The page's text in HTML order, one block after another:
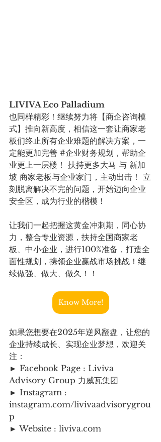
LIVIVA Eco Palladium
也同样精彩！继续努力将【商企咨询模
式】推向新高度，相信这一套让商家老
板们终止所有企业难题的解决方案，一
定能更加完善 #企业财务规划 ，帮助企
业更上一层楼！ 扶持更多大马 与 新加
坡 商家老板与企业家门，主动出击！ 立
刻脱离解决不完的问题，开始迈向企业
安全区，成为行业的楷模！
让我们一起把握这黄金冲刺期，同心协
力，整合专业资源，扶持全国商家老
板、中小企业，进行100%准备，打造全
面性规划，携领企业赢战市场挑战！继
续做强、做大、做久！！
Know More!
如果您想要在2025年逆风翻盘，让您的
企业持续成长、实现企业梦想，欢迎关
注：
► Facebook Page : Liviva
Advisory Group 力威瓦集团
► Instagram :
instagram.com/livivaadvisorygrou
p
► Website : liviva.com